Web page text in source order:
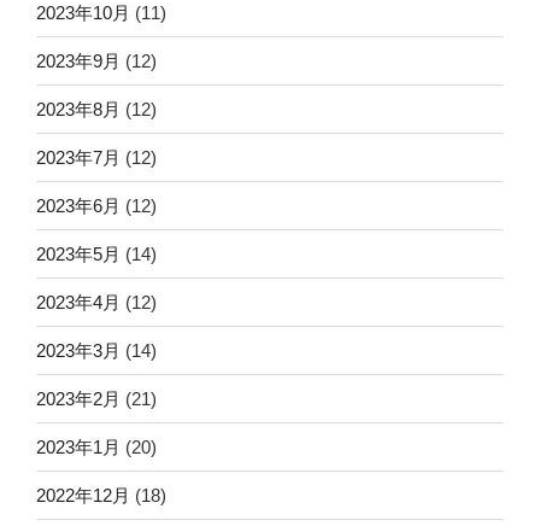
2023年10月 (11)
2023年9月 (12)
2023年8月 (12)
2023年7月 (12)
2023年6月 (12)
2023年5月 (14)
2023年4月 (12)
2023年3月 (14)
2023年2月 (21)
2023年1月 (20)
2022年12月 (18)